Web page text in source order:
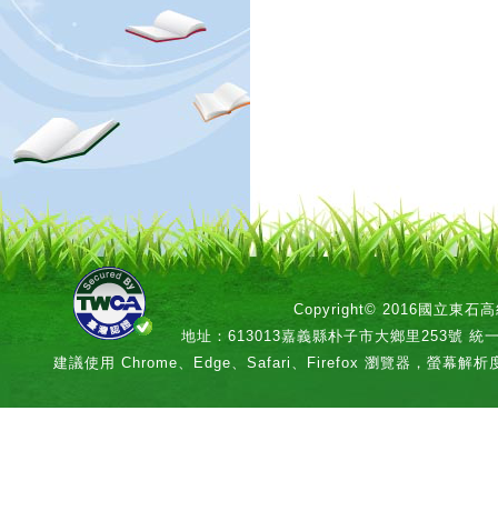
Copyright© 2016國立東石高
地址：613013嘉義縣朴子市大鄉里253號 統
建議使用 Chrome、Edge、Safari、Firefox 瀏覽器，螢幕解